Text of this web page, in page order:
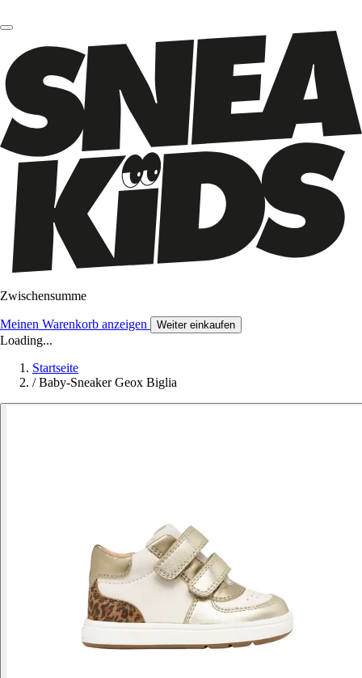
Zwischensumme
Meinen Warenkorb anzeigen Weiter einkaufen
Loading...
Startseite
/ Baby-Sneaker Geox Biglia